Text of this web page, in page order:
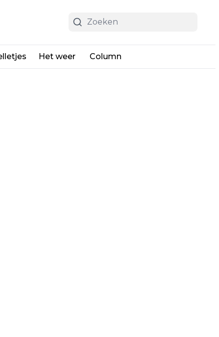
Het weer Column